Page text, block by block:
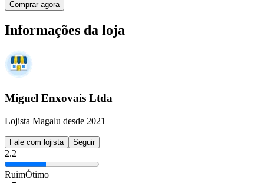
Comprar agora
Informações da loja
Miguel Enxovais Ltda
Lojista Magalu desde 2021
Fale com lojista Seguir
2.2
RuimÓtimo